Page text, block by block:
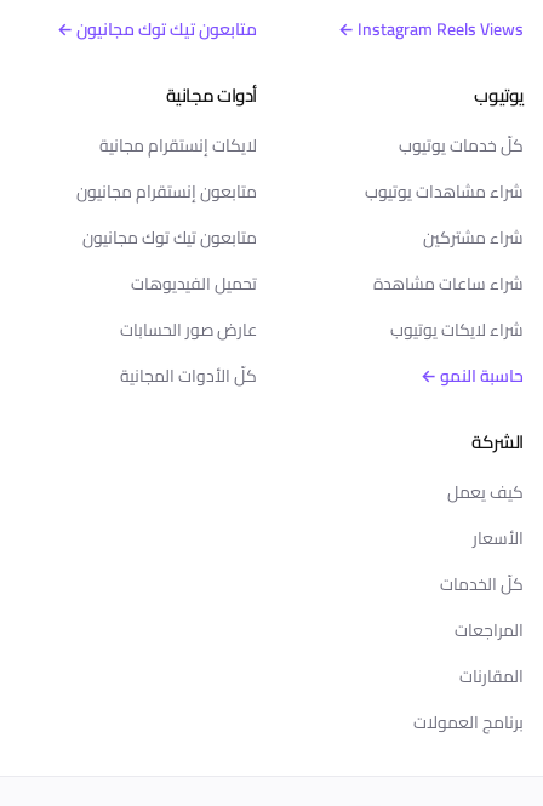
Instagram Reels Views ←
متابعون تيك توك مجانيون ←
يوتيوب
كلّ خدمات يوتيوب
شراء مشاهدات يوتيوب
شراء مشتركين
شراء ساعات مشاهدة
شراء لايكات يوتيوب
حاسبة النمو ←
أدوات مجانية
لايكات إنستقرام مجانية
متابعون إنستقرام مجانيون
متابعون تيك توك مجانيون
تحميل الفيديوهات
عارض صور الحسابات
كلّ الأدوات المجانية
الشركة
كيف يعمل
الأسعار
كلّ الخدمات
المراجعات
المقارنات
برنامج العمولات